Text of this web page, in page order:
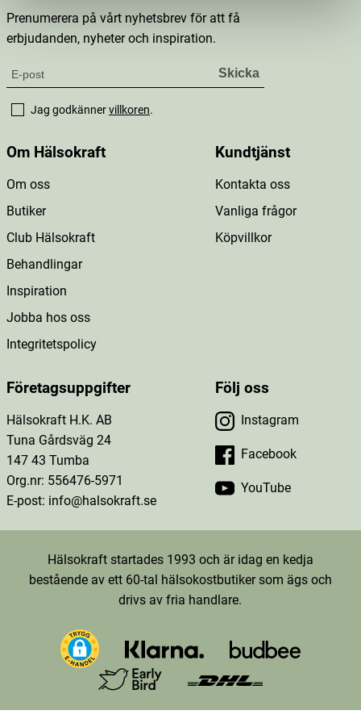
Prenumerera på vårt nyhetsbrev för att få
erbjudanden, nyheter och inspiration.
Jag godkännervillkoren.
Om Hälsokraft
Om oss
Butiker
Club Hälsokraft
Behandlingar
Inspiration
Jobba hos oss
Integritetspolicy
Kundtjänst
Kontakta oss
Vanliga frågor
Köpvillkor
Företagsuppgifter
Hälsokraft H.K. AB
Tuna Gårdsväg 24
147 43 Tumba
Org.nr: 556476-5971
E-post: info@halsokraft.se
Följ oss
Instagram
Facebook
YouTube
Hälsokraft startades 1993 och är idag en kedja
bestående av ett 60-tal hälsokostbutiker som ägs och
drivs av fria handlare.